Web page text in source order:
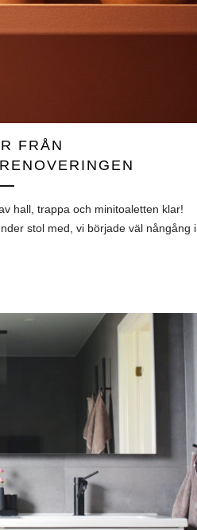
FRÅN
hall, trappa och minitoaletten klar!
stol med, vi började väl nångång i